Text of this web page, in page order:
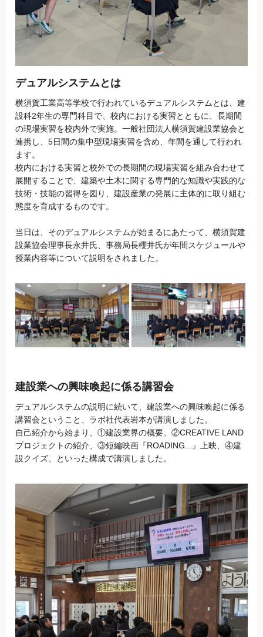
デュアルシステムとは
横須賀工業高等学校で行われているデュアルシステムとは、建
設科2年生の専門科目で、校内における実習とともに、長期間
の現場実習を校内外で実施。一般社団法人横須賀建設業協会と
連携し、5日間の集中型現場実習を含め、年間を通して行われ
ます。
校内における実習と校外での長期間の現場実習を組み合わせて
展開することで、建築や土木に関する専門的な知識や実践的な
技術・技能の習得を図り、建設産業の発展に主体的に取り組む
態度を育成するものです。
当日は、そのデュアルシステムが始まるにあたって、横須賀建
設業協会理事長永井氏、事務局長櫻井氏が年間スケジュールや
授業内容等について説明をされました。
建設業への興味喚起に係る講習会
デュアルシステムの説明に続いて、建設業への興味喚起に係る
講習会ということ、ラボ社代表岩本が講演しました。
自己紹介から始まり、①建設業界の概要、②CREATIVE LAND
プロジェクトの紹介、③短編映画『ROADING...』上映、④建
設クイズ、といった構成で講演しました。